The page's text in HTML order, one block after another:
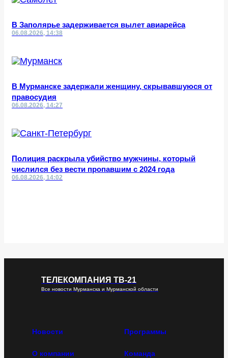
В Заполярье задерживается вылет авиарейса
06.08.2026, 14:38
В Мурманске задержали женщину, скрывавшуюся от
правосудия
06.08.2026, 14:27
Полиция раскрыла убийство мужчины, который
числился без вести пропавшим с 2024 года
06.08.2026, 14:02
ТЕЛЕКОМПАНИЯ ТВ-21
Все новости Мурманска и Мурманской области
Новости Программы
О компании Команда